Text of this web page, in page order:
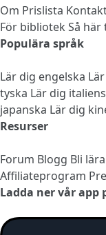
Om Prislista
För bibliotek Så här
Populära språk
Lär dig engelska
tyska Lär dig
japanska Lär dig
Resurser
Forum Blogg Bli
Affiliateprogram
Ladda ner vår app